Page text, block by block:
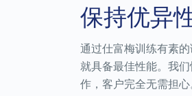
保持优异
通过仕富梅训练有素
就具备最佳性能。我
作，客户完全无需担心